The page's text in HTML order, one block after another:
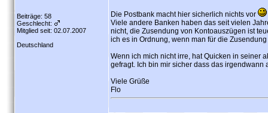
Beiträge: 58
Geschlecht:
Mitglied seit: 02.07.2007
Deutschland
Die Postbank macht hier sicherlich nichts vor
Viele andere Banken haben das seit vielen
nicht, die Zusendung von Kontoauszügen ist
ich es in Ordnung, wenn man für die
Wenn ich mich nicht irre, hat Quicken in seiner
gefragt. Ich bin mir sicher dass das
Viele Grüße
Flo